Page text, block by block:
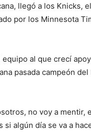
llegó a los Knicks,
por los Minnesota
al que crecí
pasada campeón
no voy a mentir,
algún día se va a